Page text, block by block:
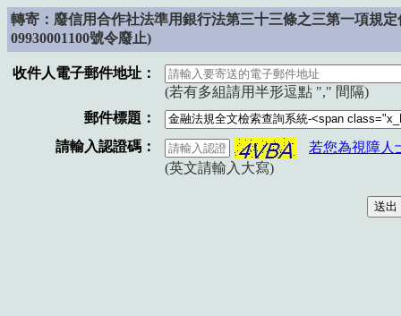
轉寄： 廢信用合作社法準用銀行法第三十三條之三第一項規
09930001100號令廢止)
收件人電子郵件地址：
(若有多組請用半形逗點 "," 間隔)
郵件標題：
請輸入認證碼：
若您為視障人
(英文請輸入大寫)